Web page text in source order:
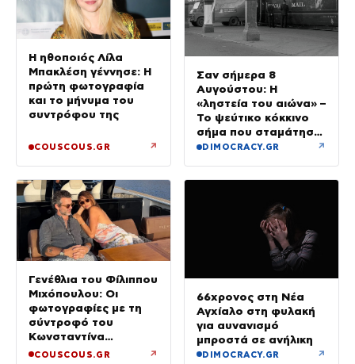
Η ηθοποιός Λίλα
Μπακλέση γέννησε: Η
πρώτη φωτογραφία
και το μήνυμα του
συντρόφου της
COUSCOUS.GR ↗
Σαν σήμερα 8
Αυγούστου: Η
«ληστεία του αιώνα» –
Το ψεύτικο κόκκινο
σήμα που σταμάτησε
τρένο με 2,6 εκατ.
DIMOCRACY.GR ↗
Γενέθλια του Φίλιππου
Μιχόπουλου: Οι
φωτογραφίες με τη
σύντροφό του
Κωνσταντίνα
Ευρυπίδου και το
COUSCOUS.GR ↗
66χρονος στη Νέα
Αγχίαλο στη φυλακή
για αυνανισμό
μπροστά σε ανήλικη
DIMOCRACY.GR ↗